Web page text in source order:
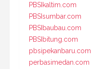
PBSIkaltim.com
PBSIsumbar.com
PBSIbaubau.com
PBSIbitung.com
pbsipekanbaru.com
perbasimedan.com